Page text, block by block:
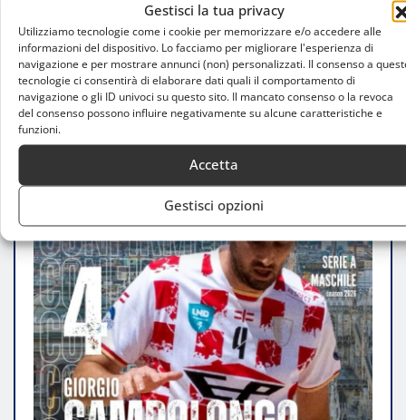
Gestisci la tua privacy
Utilizziamo tecnologie come i cookie per memorizzare e/o accedere alle
informazioni del dispositivo. Lo facciamo per migliorare l'esperienza di
navigazione e per mostrare annunci (non) personalizzati. Il consenso a
tecnologie ci consentirà di elaborare dati quali il comportamento di
navigazione o gli ID univoci su questo sito. Il mancato consenso o la revoca
del consenso possono influire negativamente su alcune caratteristiche e
funzioni.
Accetta
Gestisci opzioni
Città di Milano Beach Soccer, la conferma di
Giorgio Campolongo